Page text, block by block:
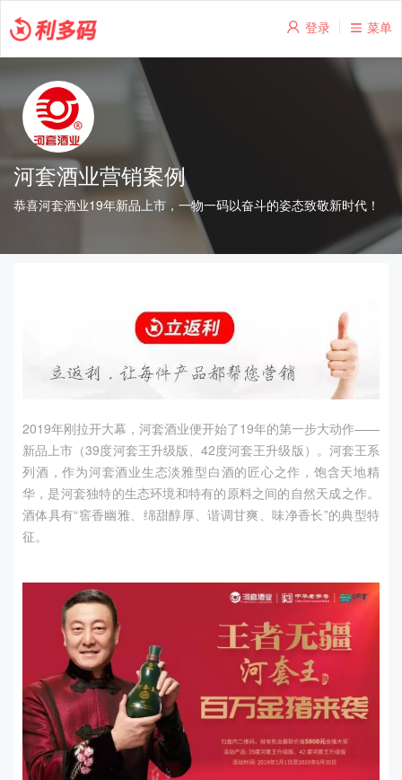
菜单
登录
河套酒业营销案例
恭喜河套酒业19年新品上市，一物一码以奋斗的姿态致敬新时代！
2019年刚拉开大幕，河套酒业便开始了19年的第一步大动作——
新品上市（39度河套王升级版、42度河套王升级版）。河套王系
列酒，作为河套酒业生态淡雅型白酒的匠心之作，饱含天地精
华，是河套独特的生态环境和特有的原料之间的自然天成之作。
酒体具有“窖香幽雅、绵甜醇厚、谐调甘爽、味净香长”的典型特
征。